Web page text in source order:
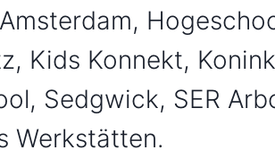
Kids Konnekt,
Sedgwick, SER
Werkstätten.